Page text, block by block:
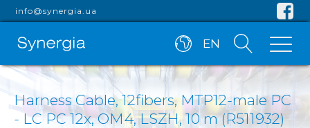
info@synergia.ua
EN
Harness Cable, 12fibers, MTP12-male PC
- LC PC 12x, OM4, LSZH, 10 m (R511932)